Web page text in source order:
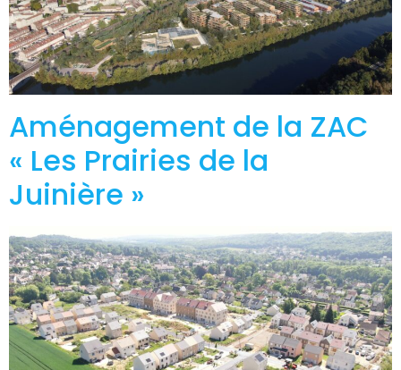
Aménagement de la ZAC
« Les Prairies de la
Juinière »